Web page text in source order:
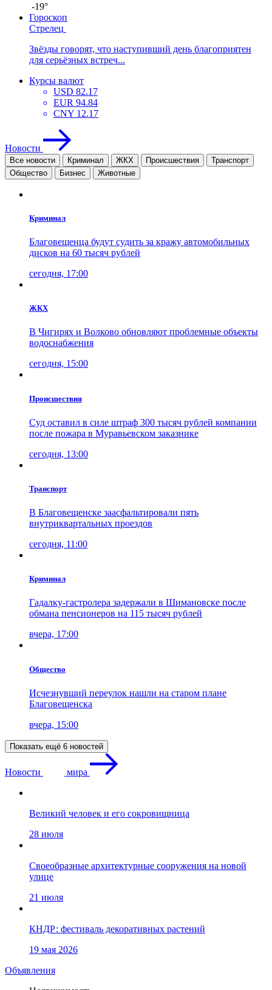
-19°
Гороскоп
Стрелец
Звёзды говорят, что наступивший день благоприятен
для серьёзных встреч...
Курсы валют
USD 82.17
EUR 94.84
CNY 12.17
Новости
Все новости Криминал ЖКХ Проиcшествия
Транспорт
Общество
Бизнес Животные
Криминал
Благовещенца будут судить за кражу автомобильных
дисков на 60 тысяч рублей
сегодня, 17:00
ЖКХ
В Чигирях и Волково обновляют проблемные объекты
водоснабжения
сегодня, 15:00
Проиcшествия
Суд оставил в силе штраф 300 тысяч рублей компании
после пожара в Муравьевском заказнике
сегодня, 13:00
Транспорт
В Благовещенске заасфальтировали пять
внутриквартальных проездов
сегодня, 11:00
Криминал
Гадалку-гастролера задержали в Шимановске после
обмана пенсионеров на 115 тысяч рублей
вчера, 17:00
Общество
Исчезнувший переулок нашли на старом плане
Благовещенска
вчера, 15:00
Показать ещё 6 новостей
Новости мира
Великий человек и его сокровищница
28 июля
Своеобразные архитектурные сооружения на новой
улице
21 июля
КНДР: фестиваль декоративных растений
19 мая 2026
Объявления